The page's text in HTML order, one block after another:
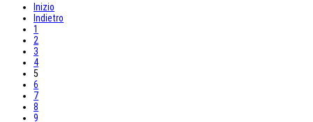
Inizio
Indietro
1
2
3
4
5
6
7
8
9